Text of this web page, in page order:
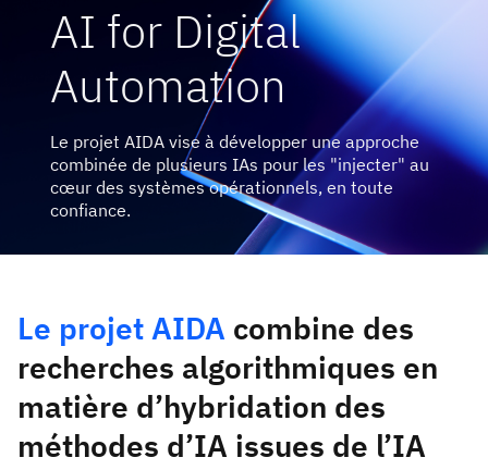
AI for Digital
Automation
Le projet AIDA vise à développer une approche
combinée de plusieurs IAs pour les "injecter" au
cœur des systèmes opérationnels, en toute
confiance.
Le projet AIDA combine des
recherches algorithmiques en
matière d’hybridation des
méthodes d’IA issues de l’IA